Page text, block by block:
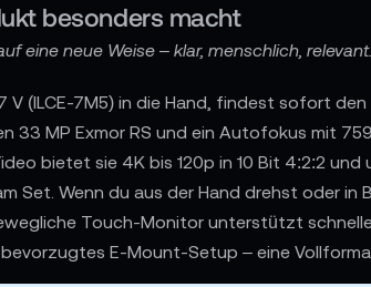
besonders macht
eine neue Weise – klar, menschlich, relevant.
V (ILCE-7M5) in die Hand, findest sofort
33 MP Exmor RS und ein Autofokus mit
bietet sie 4K bis 120p in 10 Bit 4:2:2
Set. Wenn du aus der Hand drehst oder
Touch-Monitor unterstützt
E-Mount-Setup – eine